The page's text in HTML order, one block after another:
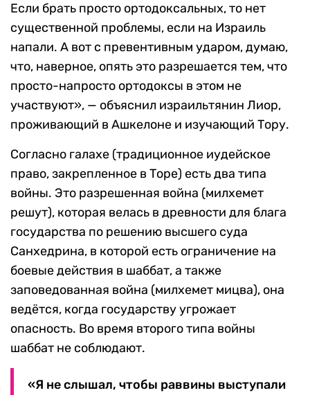
Если брать просто ортодоксальных, то нет
существенной проблемы, если на Израиль
напали. А вот с превентивным ударом, думаю,
что, наверное, опять это разрешается тем, что
просто-напросто ортодоксы в этом не
участвуют», — объяснил израильтянин Лиор,
проживающий в Ашкелоне и изучающий Тору.
Согласно галахе (традиционное иудейское
право, закрепленное в Торе) есть два типа
войны. Это разрешенная война (милхемет
решут), которая велась в древности для блага
государства по решению высшего суда
Санхедрина, в которой есть ограничение на
боевые действия в шаббат, а также
заповедованная война (милхемет мицва), она
ведётся, когда государству угрожает
опасность. Во время второго типа войны
шаббат не соблюдают.
«Я не слышал, чтобы раввины выступали